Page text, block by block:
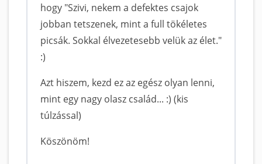
hogy "Szivi, nekem a defektes csajok
jobban tetszenek, mint a full tökéletes
picsák. Sokkal élvezetesebb velük az élet."
:)
Azt hiszem, kezd ez az egész olyan lenni,
mint egy nagy olasz család... :) (kis
túlzással)
Köszönöm!